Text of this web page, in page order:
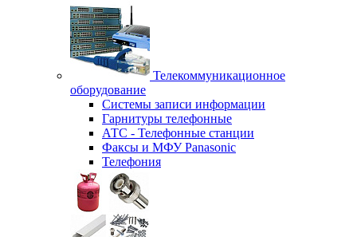
Телекоммуникационное
оборудование
Системы записи информации
Гарнитуры телефонные
АТС - Телефонные станции
Факсы и МФУ Panasonic
Телефония